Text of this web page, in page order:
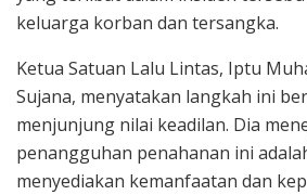
keluarga korban dan tersangka.
Ketua Satuan Lalu Lintas, Iptu
Sujana, menyatakan langkah ini
menjunjung nilai keadilan. Dia
penangguhan penahanan ini
menyediakan kemanfaatan dan